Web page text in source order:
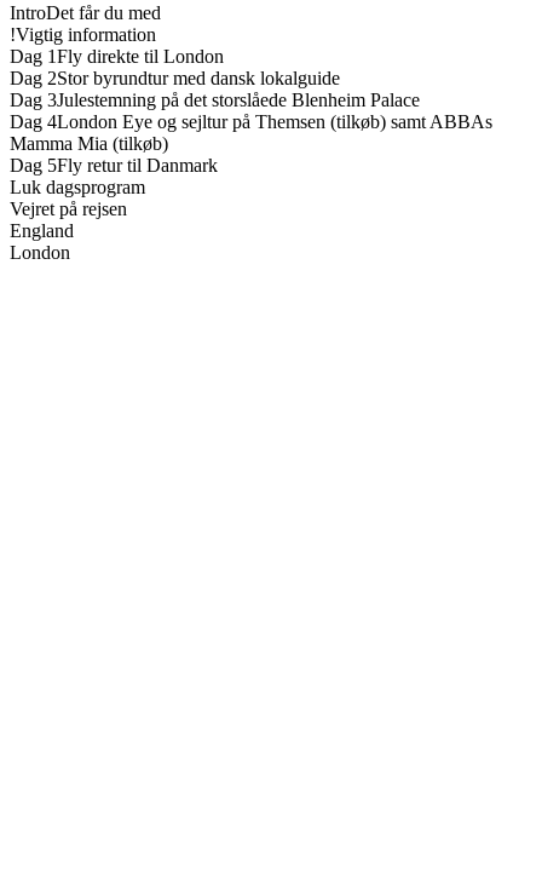
IntroDet får du med
!Vigtig information
Dag 1Fly direkte til London
Dag 2Stor byrundtur med dansk lokalguide
Dag 3Julestemning på det storslåede Blenheim Palace
Dag 4London Eye og sejltur på Themsen (tilkøb) samt ABBAs
Mamma Mia (tilkøb)
Dag 5Fly retur til Danmark
Luk dagsprogram
Vejret på rejsen
England
London